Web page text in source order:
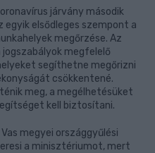
járvány második
egyik elsődleges szempont a
megőrzése. Az
megfelelő
segíthetne megőrizni
csökkentené.
meg, a megélhetésüket
kell biztosítani.
Vas megyei országgyűlési
a minisztériumot, mert